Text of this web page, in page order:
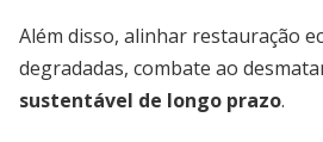
Além disso, alinhar restauração
degradadas, combate ao
sustentável de longo prazo.